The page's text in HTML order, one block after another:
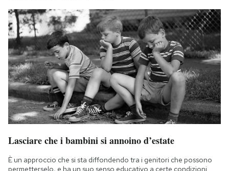
Lasciare che i bambini si annoino d’estate
È un approccio che si sta diffondendo tra i genitori che possono
permetterselo, e ha un suo senso educativo a certe condizioni